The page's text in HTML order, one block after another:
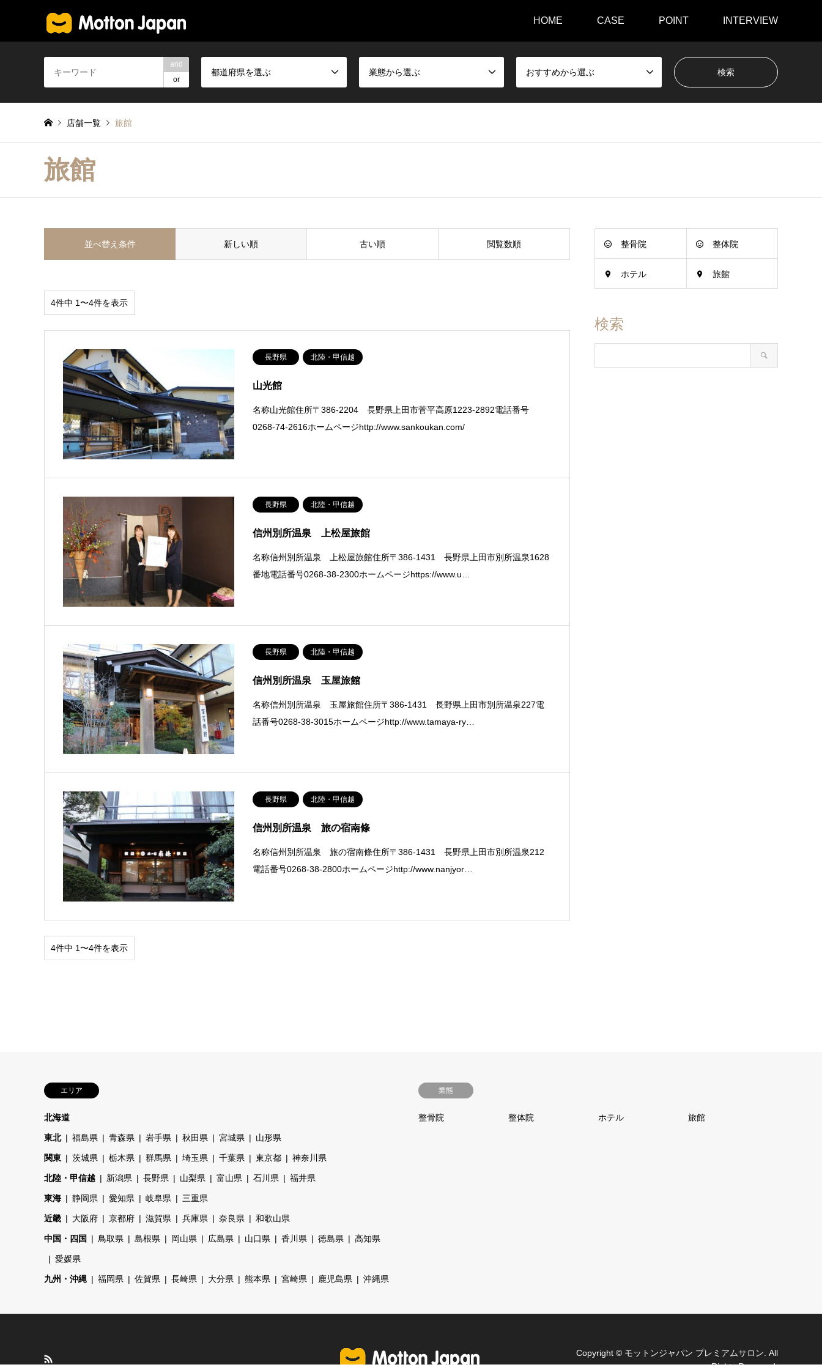
HOME CASE POINT INTERVIEW
and
or
都道府県を選ぶ 業態から選ぶ おすすめから選ぶ
店舗一覧 旅館
旅館
並べ替え条件 新しい順 古い順 閲覧数順
4件中 1〜4件を表示
長野県 北陸・甲信越
山光館
名称山光館住所〒386-2204 長野県上田市菅平高原1223-2892電話番号
0268-74-2616ホームページhttp://www.sankoukan.com/
長野県 北陸・甲信越
信州別所温泉 上松屋旅館
名称信州別所温泉 上松屋旅館住所〒386-1431 長野県上田市別所温泉1628
番地電話番号0268-38-2300ホームページhttps://www.u…
長野県 北陸・甲信越
信州別所温泉 玉屋旅館
名称信州別所温泉 玉屋旅館住所〒386-1431 長野県上田市別所温泉227電
話番号0268-38-3015ホームページhttp://www.tamaya-ry…
長野県 北陸・甲信越
信州別所温泉 旅の宿南條
名称信州別所温泉 旅の宿南條住所〒386-1431 長野県上田市別所温泉212
電話番号0268-38-2800ホームページhttp://www.nanjyor…
4件中 1〜4件を表示
整骨院 整体院
ホテル 旅館
検索
エリア
北海道
東北 福島県 青森県 岩手県 秋田県 宮城県 山形県
関東 茨城県 栃木県 群馬県 埼玉県 千葉県 東京都 神奈川県
北陸・甲信越 新潟県 長野県 山梨県 富山県 石川県 福井県
東海 静岡県 愛知県 岐阜県 三重県
近畿 大阪府 京都府 滋賀県 兵庫県 奈良県 和歌山県
中国・四国 鳥取県 島根県 岡山県 広島県 山口県 香川県 徳島県 高知県
愛媛県
九州・沖縄 福岡県 佐賀県 長崎県 大分県 熊本県 宮崎県 鹿児島県 沖縄県
業態
整骨院 整体院 ホテル 旅館
Copyright © モットンジャパン プレミアムサロン. All
Rights Reserved.